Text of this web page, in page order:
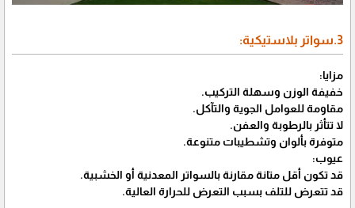
3.سواتر بلاستيكية:
مزايا:
خفيفة الوزن وسهلة التركيب.
مقاومة للعوامل الجوية والتآكل.
لا تتأثر بالرطوبة والعفن.
متوفرة بألوان وتشطيبات متنوعة.
عيوب:
قد تكون أقل متانة مقارنة بالسواتر المعدنية أو الخشبية.
قد تتعرض للتلف بسبب التعرض للحرارة العالية.